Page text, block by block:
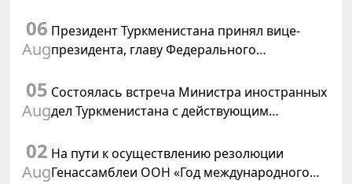
Туркменистане
06
Aug
Президент Туркменистана принял вице-
президента, главу Федерального
Швейцарской Конфедерации
05
Aug
Состоялась встреча Министра иностранных
дел Туркменистана с действующим
02
Aug
На пути к осуществлению резолюции
Генассамблеи ООН «Год международного